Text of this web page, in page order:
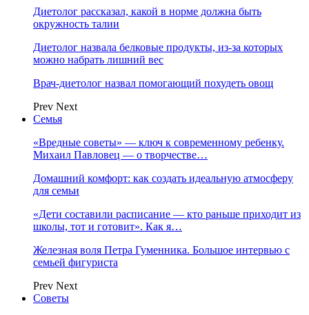
Диетолог рассказал, какой в норме должна быть
окружность талии
Диетолог назвала белковые продукты, из-за которых
можно набрать лишний вес
Врач-диетолог назвал помогающий похудеть овощ
Prev Next
Семья
«Вредные советы» — ключ к современному ребенку.
Михаил Павловец — о творчестве…
Домашний комфорт: как создать идеальную атмосферу
для семьи
«Дети составили расписание — кто раньше приходит из
школы, тот и готовит». Как я…
Железная воля Петра Гуменника. Большое интервью с
семьей фигуриста
Prev Next
Советы